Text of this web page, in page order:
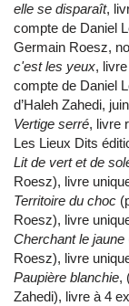
elle se disparaît,
compte de Daniel
Germain Roesz,
c'est les yeux,
compte de Daniel
d’Haleh Zahedi,
Vertige serré, livre
Les Lieux Dits
Lit de vert et de
Roesz), livre
Territoire du choc
Roesz), livre
Cherchant le jaune
Roesz), livre
Paupière blanchie,
Zahedi), livre à 4